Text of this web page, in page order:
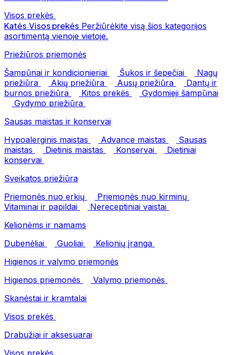
Visos prekės
Katės Visos prekės Peržiūrėkite visą šios kategorijos
asortimentą vienoje vietoje.
Priežiūros priemonės
Šampūnai ir kondicionieriai
Šukos ir šepečiai
Nagų
priežiūra
Akių priežiūra Ausų priežiūra
Dantų ir
burnos priežiūra
Kitos prekės
Gydomieji šampūnai
Gydymo priežiūra
Sausas maistas ir konservai
Hypoalerginis maistas
Advance maistas
Sausas
maistas
Dietinis maistas Konservai
Dietiniai
konservai
Sveikatos priežiūra
Priemonės nuo erkių
Priemonės nuo kirminų
Vitaminai ir papildai
Nereceptiniai vaistai
Kelionėms ir namams
Dubenėliai
Guoliai
Kelionių įranga
Higienos ir valymo priemonės
Higienos priemonės
Valymo priemonės
Skanėstai ir kramtalai
Visos prekės
Drabužiai ir aksesuarai
Visos prekės